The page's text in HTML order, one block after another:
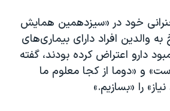
رهبری ایران
خود در «سیزدهمین همایش
والدین افراد دارای بیماری‌های
دارو اعتراض کرده بودند، گفته
و «دوما از کجا معلوم ما
را «بسازیم.»